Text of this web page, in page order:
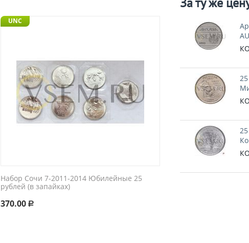
UNC
Набор Сочи 7-2011-2014 Юбилейные 25
рублей (в запайках)
370.00 Р